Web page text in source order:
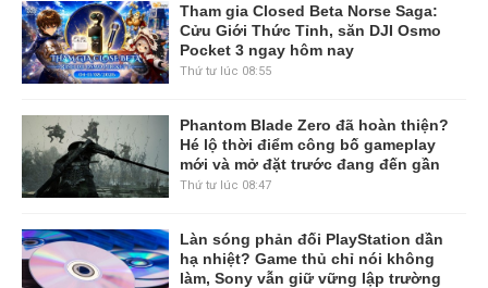
Tham gia Closed Beta Norse Saga:
Cửu Giới Thức Tỉnh, săn DJI Osmo
Pocket 3 ngay hôm nay
Thứ tư lúc 08:55
Phantom Blade Zero đã hoàn thiện?
Hé lộ thời điểm công bố gameplay
mới và mở đặt trước đang đến gần
Thứ tư lúc 08:47
Làn sóng phản đối PlayStation dần
hạ nhiệt? Game thủ chỉ nói không
làm, Sony vẫn giữ vững lập trường